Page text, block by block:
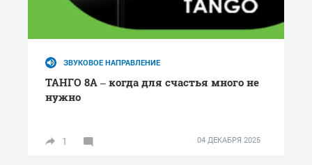
ЗВУКОВОЕ НАПРАВЛЕНИЕ
ТАНГО 8А – когда для счастья много не
нужно
1 04 ДЕКАБРЯ 2025